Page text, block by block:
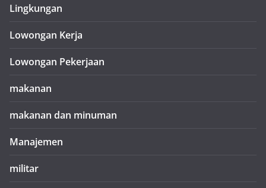
Lingkungan
Lowongan Kerja
Lowongan Pekerjaan
makanan
makanan dan minuman
Manajemen
militar